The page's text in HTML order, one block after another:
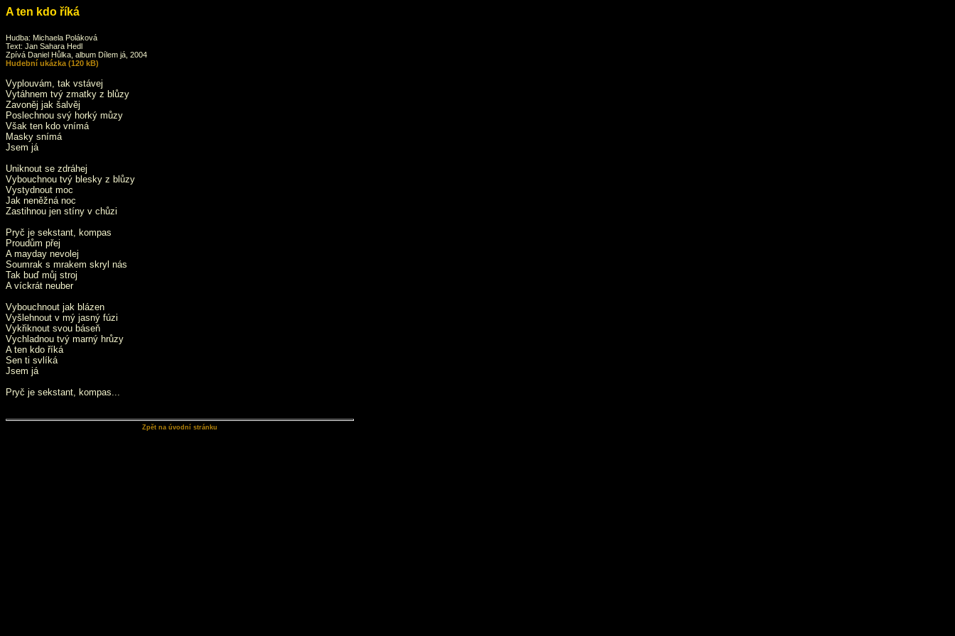
A ten kdo říká
Hudba: Michaela Poláková
Text: Jan Sahara Hedl
Zpívá Daniel Hůlka, album Dílem já, 2004
Hudební ukázka (120 kB)
Vyplouvám, tak vstávej
Vytáhnem tvý zmatky z blůzy
Zavoněj jak šalvěj
Poslechnou svý horký můzy
Však ten kdo vnímá
Masky snímá
Jsem já
Uniknout se zdráhej
Vybouchnou tvý blesky z blůzy
Vystydnout moc
Jak neněžná noc
Zastihnou jen stíny v chůzi
Pryč je sekstant, kompas
Proudům přej
A mayday nevolej
Soumrak s mrakem skryl nás
Tak buď můj stroj
A víckrát neuber
Vybouchnout jak blázen
Vyšlehnout v mý jasný fúzi
Vykřiknout svou báseň
Vychladnou tvý marný hrůzy
A ten kdo říká
Sen ti svlíká
Jsem já
Pryč je sekstant, kompas...
Zpět na úvodní stránku